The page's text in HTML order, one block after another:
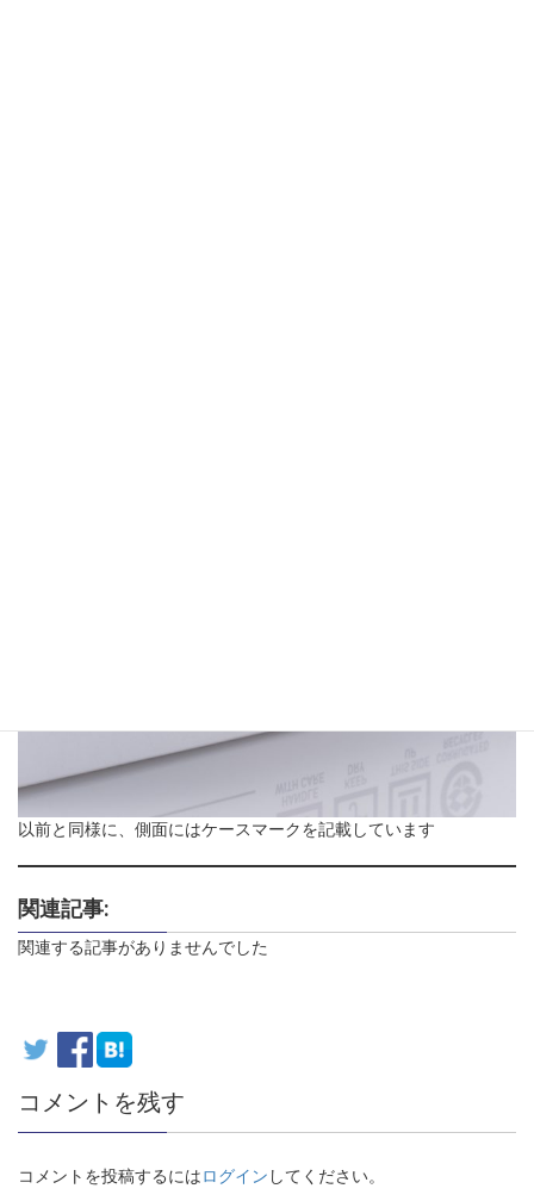
以前と同様に、側面にはケースマークを記載しています
関連記事:
関連する記事がありませんでした
コメントを残す
コメントを投稿するには ログイン してください。